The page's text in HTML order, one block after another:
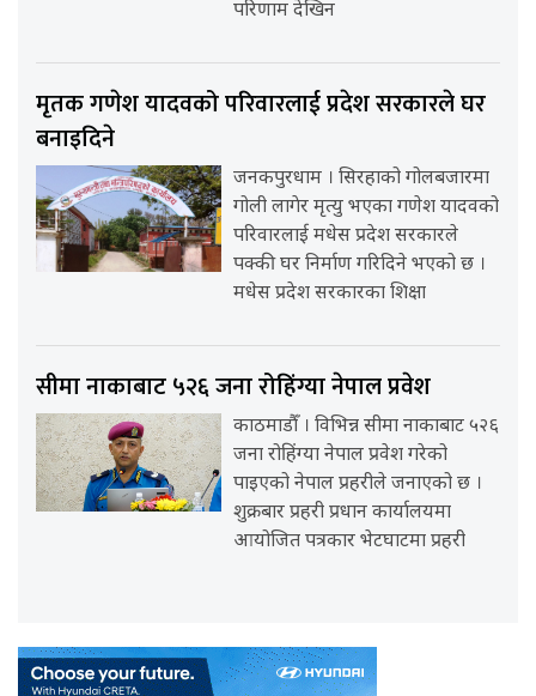
परिणाम देखिन
मृतक गणेश यादवको परिवारलाई प्रदेश सरकारले घर
बनाइदिने
जनकपुरधाम । सिरहाको गोलबजारमा
गोली लागेर मृत्यु भएका गणेश यादवको
परिवारलाई मधेस प्रदेश सरकारले
पक्की घर निर्माण गरिदिने भएको छ ।
मधेस प्रदेश सरकारका शिक्षा
सीमा नाकाबाट ५२६ जना रोहिंग्या नेपाल प्रवेश
काठमाडौँ । विभिन्न सीमा नाकाबाट ५२६
जना रोहिंग्या नेपाल प्रवेश गरेको
पाइएको नेपाल प्रहरीले जनाएको छ ।
शुक्रबार प्रहरी प्रधान कार्यालयमा
आयोजित पत्रकार भेटघाटमा प्रहरी